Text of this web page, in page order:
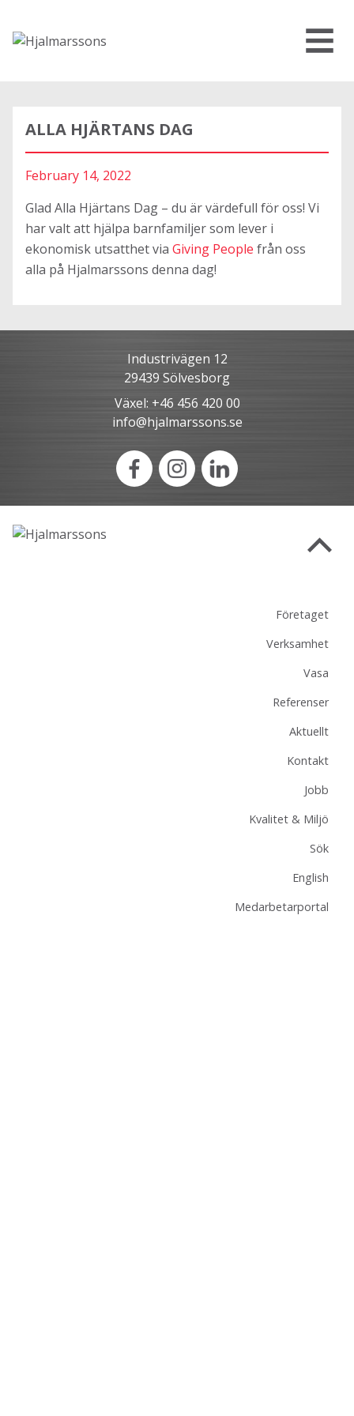
ALLA HJÄRTANS DAG
February 14, 2022
Glad Alla Hjärtans Dag – du är värdefull för oss! Vi
har valt att hjälpa barnfamiljer som lever i
ekonomisk utsatthet via Giving People från oss
alla på Hjalmarssons denna dag!
Industrivägen 12
29439 Sölvesborg
Växel: +46 456 420 00
info@hjalmarssons.se
Företaget
Verksamhet
Vasa
Referenser
Aktuellt
Kontakt
Jobb
Kvalitet & Miljö
Sök
English
Medarbetarportal